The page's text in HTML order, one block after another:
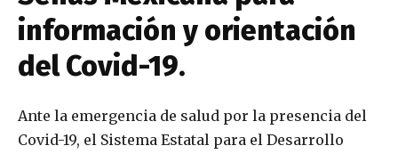
información y orientación
del Covid-19.
Ante la emergencia de salud por la presencia del
Covid-19, el Sistema Estatal para el Desarrollo